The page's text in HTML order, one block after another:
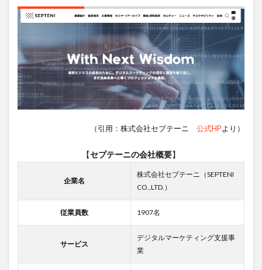
（引用：株式会社セプテーニ 公式HPより）
【セプテーニの会社概要】
企業名
株式会社セプテーニ（SEPTENI
CO.,LTD.）
従業員数 1907名
サービス
デジタルマーケティング支援事
業